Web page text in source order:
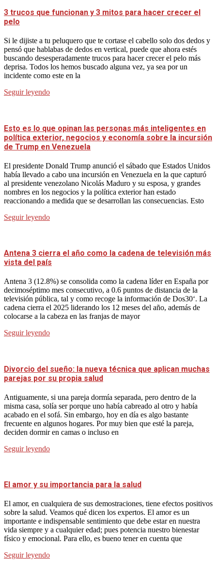
3 trucos que funcionan y 3 mitos para hacer crecer el
pelo
Si le dijiste a tu peluquero que te cortase el cabello solo dos dedos y
pensó que hablabas de dedos en vertical, puede que ahora estés
buscando desesperadamente trucos para hacer crecer el pelo más
deprisa. Todos los hemos buscado alguna vez, ya sea por un
incidente como este en la
Seguir leyendo
Esto es lo que opinan las personas más inteligentes en
política exterior, negocios y economía sobre la incursión
de Trump en Venezuela
El presidente Donald Trump anunció el sábado que Estados Unidos
había llevado a cabo una incursión en Venezuela en la que capturó
al presidente venezolano Nicolás Maduro y su esposa, y grandes
nombres en los negocios y la política exterior han estado
reaccionando a medida que se desarrollan las consecuencias. Esto
Seguir leyendo
Antena 3 cierra el año como la cadena de televisión más
vista del país
Antena 3 (12.8%) se consolida como la cadena líder en España por
decimoséptimo mes consecutivo, a 0.6 puntos de distancia de la
televisión pública, tal y como recoge la información de Dos30‘. La
cadena cierra el 2025 liderando los 12 meses del año, además de
colocarse a la cabeza en las franjas de mayor
Seguir leyendo
Divorcio del sueño: la nueva técnica que aplican muchas
parejas por su propia salud
Antiguamente, si una pareja dormía separada, pero dentro de la
misma casa, solía ser porque uno había cabreado al otro y había
acabado en el sofá. Sin embargo, hoy en día es algo bastante
frecuente en algunos hogares. Por muy bien que esté la pareja,
deciden dormir en camas o incluso en
Seguir leyendo
El amor y su importancia para la salud
El amor, en cualquiera de sus demostraciones, tiene efectos positivos
sobre la salud. Veamos qué dicen los expertos. El amor es un
importante e indispensable sentimiento que debe estar en nuestra
vida siempre y a cualquier edad; pues potencia nuestro bienestar
físico y emocional. Para ello, es bueno tener en cuenta que
Seguir leyendo